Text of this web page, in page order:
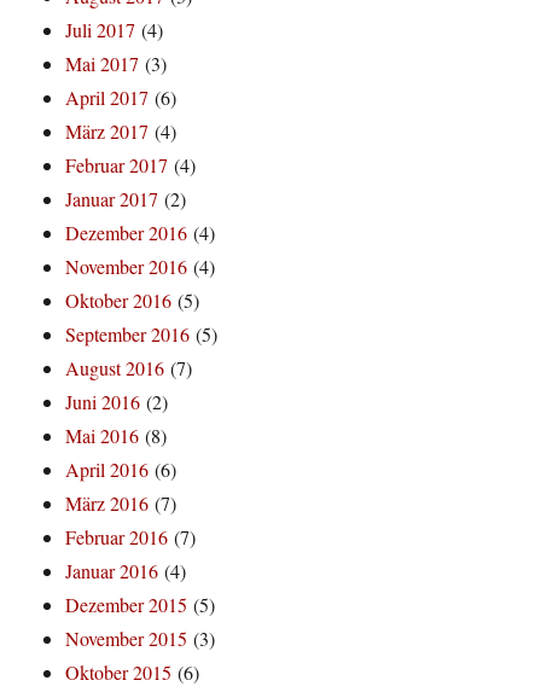
Juli 2017 (4)
Mai 2017 (3)
April 2017 (6)
März 2017 (4)
Februar 2017 (4)
Januar 2017 (2)
Dezember 2016 (4)
November 2016 (4)
Oktober 2016 (5)
September 2016 (5)
August 2016 (7)
Juni 2016 (2)
Mai 2016 (8)
April 2016 (6)
März 2016 (7)
Februar 2016 (7)
Januar 2016 (4)
Dezember 2015 (5)
November 2015 (3)
Oktober 2015 (6)